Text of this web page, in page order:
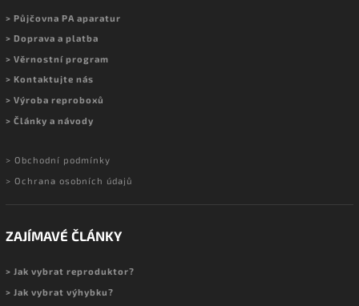
> Půjčovna PA aparatur
> Doprava a platba
> Věrnostní program
> Kontaktujte nás
> Výroba reproboxů
> Články a návody
> Obchodní podmínky
> Ochrana osobních údajů
ZAJÍMAVÉ ČLÁNKY
> Jak vybrat reproduktor?
> Jak vybrat výhybku?